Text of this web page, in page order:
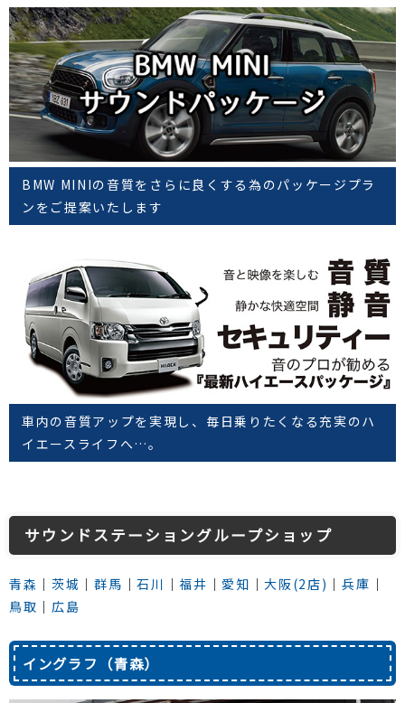
BMW MINIの音質をさらに良くする為のパッケージプラ
ンをご提案いたします
車内の音質アップを実現し、毎日乗りたくなる充実のハ
イエースライフへ…。
サウンドステーショングループショップ
青森 │茨城 │群馬 │石川 │福井 │ 愛知 │大阪(2店) │兵庫 │
鳥取 │ 広島
イングラフ（青森）